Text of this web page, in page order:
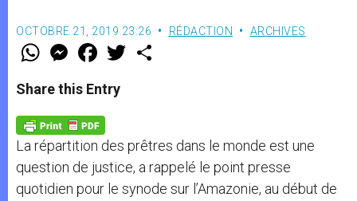
OCTOBRE 21, 2019 23:26 RÉDACTION ARCHIVES
W
t
s
p
p
M
e
s
e
g
e
r
F
a
e
b
o
k
w
Share this Entry
La répartition des prêtres dans le monde est une
question de justice, a rappelé le point presse
quotidien pour le synode sur l’Amazonie, au début de